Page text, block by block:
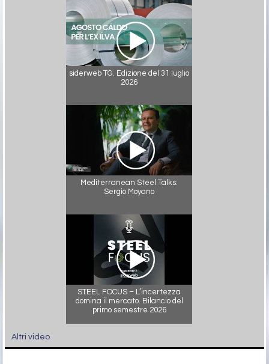
siderweb TG. Edizione del 31 luglio
2026
Mediterranean Steel Talks:
Sergio Moyano
STEEL FOCUS – L’incertezza
domina il mercato. Bilancio del
primo semestre 2026
Altri video